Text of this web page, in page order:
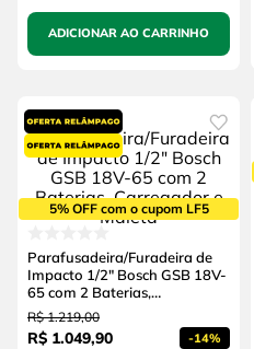
ADICIONAR AO CARRINHO
5% OFF com o cupom LF5
Parafusadeira/Furadeira de
Impacto 1/2" Bosch GSB 18V-
65 com 2 Baterias,
Carregador e Maleta
R$ 1.219,00
R$ 1.049,90 -14%